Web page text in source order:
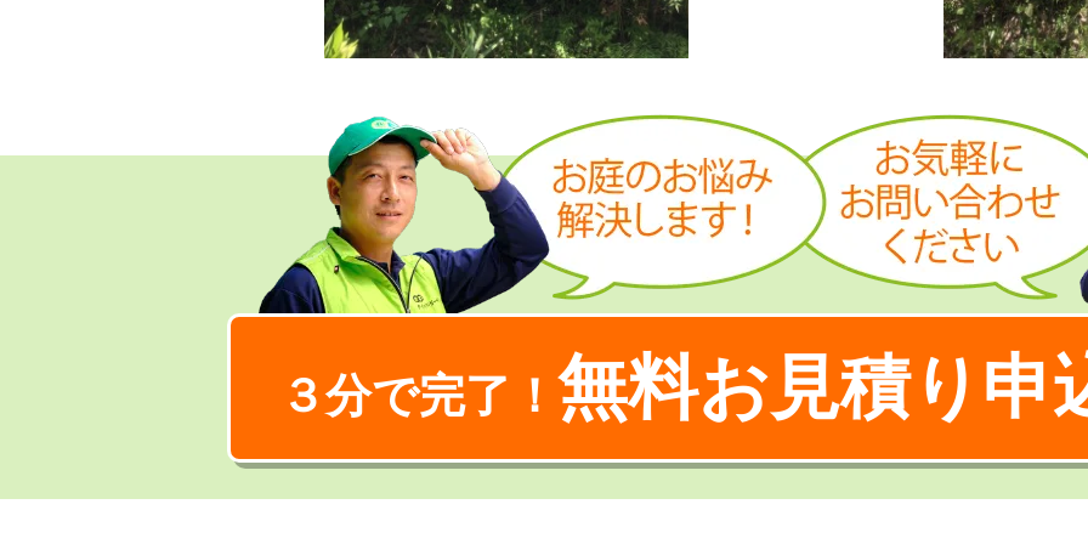
３分で完了！ 無料お見積り申